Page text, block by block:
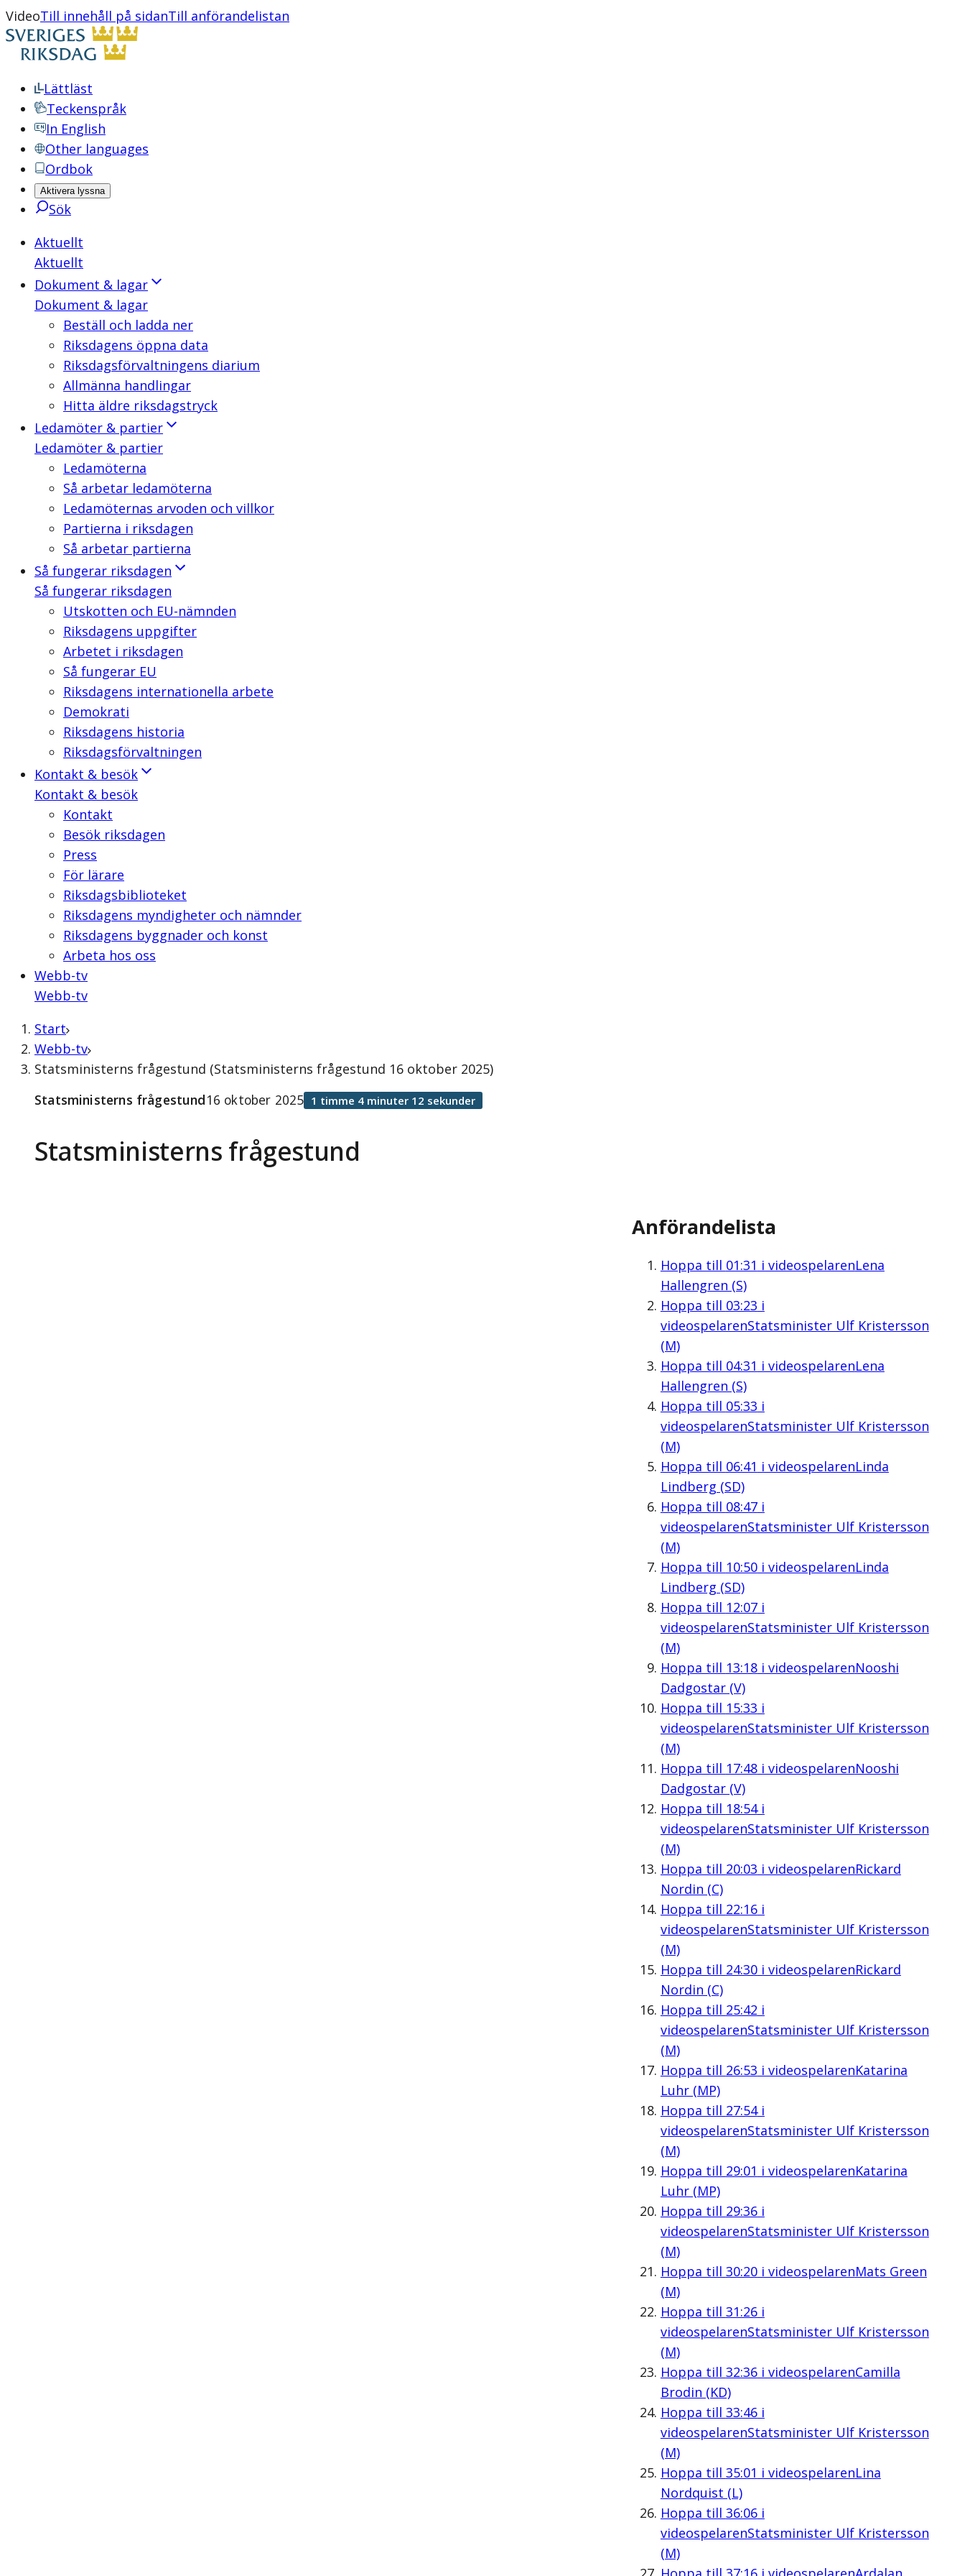
VideoTill innehåll på sidanTill anförandelistan
Lättläst
Teckenspråk
In English
Other languages
Ordbok
Aktivera lyssna
Sök
Aktuellt
Aktuellt
Dokument & lagar
Dokument & lagar
Beställ och ladda ner
Riksdagens öppna data
Riksdagsförvaltningens diarium
Allmänna handlingar
Hitta äldre riksdagstryck
Ledamöter & partier
Ledamöter & partier
Ledamöterna
Så arbetar ledamöterna
Ledamöternas arvoden och villkor
Partierna i riksdagen
Så arbetar partierna
Så fungerar riksdagen
Så fungerar riksdagen
Utskotten och EU-nämnden
Riksdagens uppgifter
Arbetet i riksdagen
Så fungerar EU
Riksdagens internationella arbete
Demokrati
Riksdagens historia
Riksdagsförvaltningen
Kontakt & besök
Kontakt & besök
Kontakt
Besök riksdagen
Press
För lärare
Riksdagsbiblioteket
Riksdagens myndigheter och nämnder
Riksdagens byggnader och konst
Arbeta hos oss
Webb-tv
Webb-tv
Start
Webb-tv
Statsministerns frågestund (Statsministerns frågestund 16 oktober 2025)
Statsministerns frågestund
Statsministerns frågestund16 oktober 2025 1 timme 4 minuter 12 sekunder
Anförandelista
Hoppa till 01:31 i videospelarenLena
Hallengren (S)
Hoppa till 03:23 i
videospelarenStatsminister Ulf Kristersson
(M)
Hoppa till 04:31 i videospelarenLena
Hallengren (S)
Hoppa till 05:33 i
videospelarenStatsminister Ulf Kristersson
(M)
Hoppa till 06:41 i videospelarenLinda
Lindberg (SD)
Hoppa till 08:47i
videospelarenStatsminister Ulf Kristersson
(M)
Hoppa till 10:50i videospelarenLinda
Lindberg (SD)
Hoppa till 12:07i
videospelarenStatsminister Ulf Kristersson
(M)
Hoppa till 13:18i videospelarenNooshi
Dadgostar (V)
Hoppa till 15:33 i
videospelarenStatsminister Ulf Kristersson
(M)
Hoppa till 17:48i videospelarenNooshi
Dadgostar (V)
Hoppa till 18:54i
videospelarenStatsminister Ulf Kristersson
(M)
Hoppa till 20:03 i videospelarenRickard
Nordin (C)
Hoppa till 22:16i
videospelarenStatsminister Ulf Kristersson
(M)
Hoppa till 24:30i videospelarenRickard
Nordin (C)
Hoppa till 25:42 i
videospelarenStatsminister Ulf Kristersson
(M)
Hoppa till 26:53 i videospelarenKatarina
Luhr (MP)
Hoppa till 27:54i
videospelarenStatsminister Ulf Kristersson
(M)
Hoppa till 29:01 i videospelarenKatarina
Luhr (MP)
Hoppa till 29:36i
videospelarenStatsminister Ulf Kristersson
(M)
Hoppa till 30:20i videospelarenMats Green
(M)
Hoppa till 31:26i
videospelarenStatsminister Ulf Kristersson
(M)
Hoppa till 32:36i videospelarenCamilla
Brodin (KD)
Hoppa till 33:46i
videospelarenStatsminister Ulf Kristersson
(M)
Hoppa till 35:01 i videospelarenLina
Nordquist (L)
Hoppa till 36:06i
videospelarenStatsminister Ulf Kristersson
(M)